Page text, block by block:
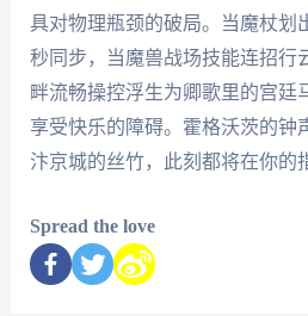
具对物理瓶颈的破局。当魔杖划
秒同步，当魔兽战场技能连招行
畔流畅操控浮生为卿歌里的宫廷
享受快乐的障碍。霍格沃茨的钟
汴京城的丝竹，此刻都将在你的
Spread the love